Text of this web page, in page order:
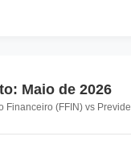
de 2026
with 3 data series.
Financeiro
Maio de 2026
Financeiro (FFIN) vs